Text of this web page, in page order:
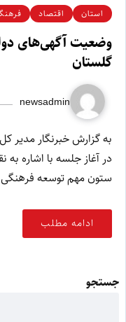
استان اقتصاد
وضعیت آگهی‌های
گلستان
newsadmin
به گزارش خبرنگار مدیر
در آغاز جلسه با اشاره
ستون مهم توسعه
ادامه مطلب
جستجو